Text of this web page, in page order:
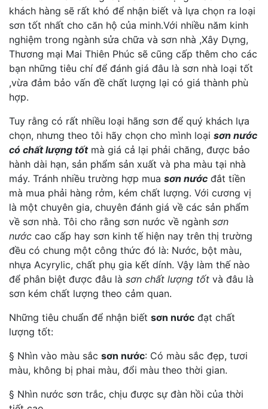
khách hàng sẽ rất khó để nhận biết và lựa chọn ra loại
sơn tốt nhất cho căn hộ của minh.Với nhiều năm kinh
nghiệm trong ngành sửa chữa và sơn nhà ,Xây Dựng,
Thương mại Mai Thiên Phúc sẽ cũng cấp thêm cho các
bạn những tiêu chí để đánh giá đâu là sơn nhà loại tốt
,vừa đảm bảo vấn đề chất lượng lại có giá thành phù
hợp.
Tuy rằng có rất nhiều loại hãng sơn để quý khách lựa
chọn, nhưng theo tôi hãy chọn cho mình loại sơn nước
có chất lượng tốtmà giá cả lại phải chăng, được bảo
hành dài hạn, sản phẩm sản xuất và pha màu tại nhà
máy. Tránh nhiều trường hợp mua sơn nước đắt tiền
mà mua phải hàng rởm, kém chất lượng. Với cương vị
là một chuyên gia, chuyên đánh giá về các sản phẩm
về sơn nhà. Tôi cho rằng sơn nước về ngành sơn
nước cao cấp hay sơn kinh tế hiện nay trên thị trường
đều có chung một công thức đó là: Nước, bột màu,
nhựa Acyrylic, chất phụ gia kết dính. Vậy làm thế nào
để phân biệt được đâu là sơn chất lượng tốt và đâu là
sơn kém chất lượng theo cảm quan.
Những tiêu chuẩn để nhận biết sơn nước đạt chất
lượng tốt:
§ Nhìn vào màu sắc sơn nước: Có màu sắc đẹp, tươi
màu, không bị phai màu, đổi màu theo thời gian.
§ Nhìn nước sơn trắc, chịu được sự đàn hồi của thời